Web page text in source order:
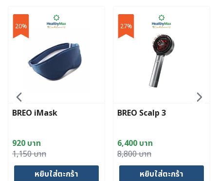
20%
BREO iMask
1,150บาท
Original
price
920 บาท
Current
price
หยิบใส่ตะกร้า
27%
BREO Scalp 3
8,800บาท
Original
price
6,400 บาท
Current
price
หยิบใส่ตะกร้า